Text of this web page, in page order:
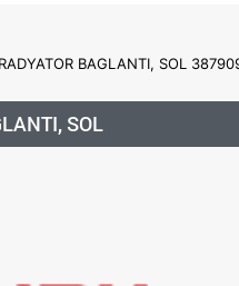
BAGLANTI, SOL
SOL